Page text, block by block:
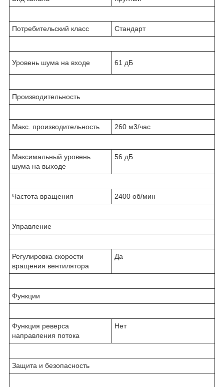
Потребительский класс Стандарт
Уровень шума на входе 61 дБ
Производительность
Макс. производительность 260 м3/час
Максимальный уровень
шума на выходе
56 дБ
Частота вращения 2400 об/мин
Управление
Регулировка скорости
вращения вентилятора
Да
Функции
Функция реверса
направления потока
Нет
Защита и безопасность